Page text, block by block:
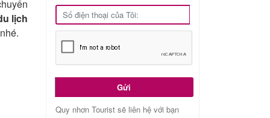
lịch
Gửi
Quy nhơn Tourist sẽ liên hệ với bạn